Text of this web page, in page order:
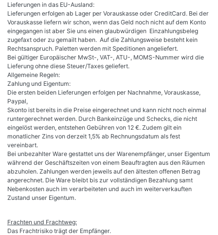
Lieferungen in das EU-Ausland:
Lieferungen erfolgen ab Lager per Vorauskasse oder CreditCard. Bei der
Vorauskasse liefern wir schon, wenn das Geld noch nicht auf dem Konto
eingegangen ist aber Sie uns einen glaubwürdigen Einzahlungsbeleg
zugefaxt oder zu gemailt haben. Auf die Zahlungsweise besteht kein
Rechtsanspruch. Paletten werden mit Speditionen angeliefert.
Bei gültiger Europäischer MwSt-, VAT-, ATU-, MOMS-Nummer wird die
Lieferung ohne diese Steuer/Taxes geliefert.
Allgemeine Regeln:
Zahlung und Eigentum:
Die ersten beiden Lieferungen erfolgen per Nachnahme, Vorauskasse,
Paypal,
Skonto ist bereits in die Preise eingerechnet und kann nicht noch einmal
runtergerechnet werden. Durch Bankeinzüge und Schecks, die nicht
eingelöst werden, entstehen Gebühren von 12 €. Zudem gilt ein
monatlicher Zins von derzeit 1,5% ab Rechnungsdatum als fest
vereinbart.
Bei unbezahlter Ware gestattet uns der Warenempfänger, unser Eigentum
während der Geschäftszeiten von einem Beauftragten aus den Räumen
abzuholen. Zahlungen werden jeweils auf den ältesten offenen Betrag
angerechnet. Die Ware bleibt bis zur vollständigen Bezahlung samt
Nebenkosten auch im verarbeiteten und auch im weiterverkauften
Zustand unser Eigentum.
Frachten und Frachtweg:
Das Frachtrisiko trägt der Empfänger.